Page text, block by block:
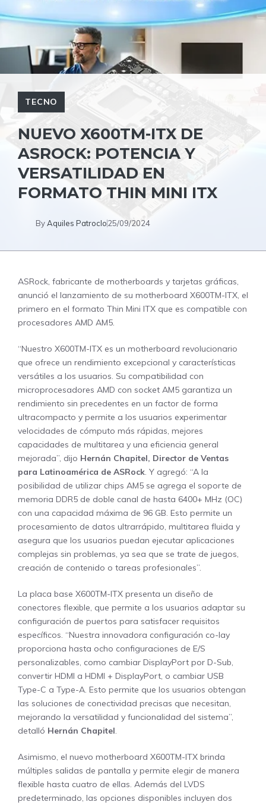
TECNO
NUEVO X600TM-ITX DE
ASROCK: POTENCIA Y
VERSATILIDAD EN
FORMATO THIN MINI ITX
ByAquiles Patroclo25/09/2024
ASRock, fabricante de motherboards y tarjetas gráficas,
anunció el lanzamiento de su motherboard X600TM-ITX, el
primero en el formato Thin Mini ITX que es compatible con
procesadores AMD AM5.
“Nuestro X600TM-ITX es un motherboard revolucionario
que ofrece un rendimiento excepcional y características
versátiles a los usuarios. Su compatibilidad con
microprocesadores AMD con socket AM5 garantiza un
rendimiento sin precedentes en un factor de forma
ultracompacto y permite a los usuarios experimentar
velocidades de cómputo más rápidas, mejores
capacidades de multitarea y una eficiencia general
mejorada”, dijo Hernán Chapitel, Director de Ventas
para Latinoamérica de ASRock. Y agregó: “A la
posibilidad de utilizar chips AM5 se agrega el soporte de
memoria DDR5 de doble canal de hasta 6400+ MHz (OC)
con una capacidad máxima de 96 GB. Esto permite un
procesamiento de datos ultrarrápido, multitarea fluida y
asegura que los usuarios puedan ejecutar aplicaciones
complejas sin problemas, ya sea que se trate de juegos,
creación de contenido o tareas profesionales”.
La placa base X600TM-ITX presenta un diseño de
conectores flexible, que permite a los usuarios adaptar su
configuración de puertos para satisfacer requisitos
específicos. “Nuestra innovadora configuración co-lay
proporciona hasta ocho configuraciones de E/S
personalizables, como cambiar DisplayPort por D-Sub,
convertir HDMI a HDMI + DisplayPort, o cambiar USB
Type-C a Type-A. Esto permite que los usuarios obtengan
las soluciones de conectividad precisas que necesitan,
mejorando la versatilidad y funcionalidad del sistema”,
detalló Hernán Chapitel.
Asimismo, el nuevo motherboard X600TM-ITX brinda
múltiples salidas de pantalla y permite elegir de manera
flexible hasta cuatro de ellas. Además del LVDS
predeterminado, las opciones disponibles incluyen dos